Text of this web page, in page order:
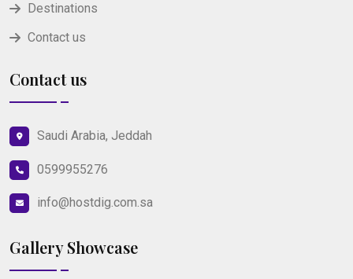
Destinations
Contact us
Contact us
Saudi Arabia, Jeddah
0599955276
info@hostdig.com.sa
Gallery Showcase